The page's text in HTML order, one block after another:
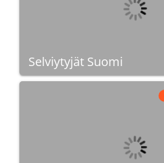
Selviytyjät Suomi